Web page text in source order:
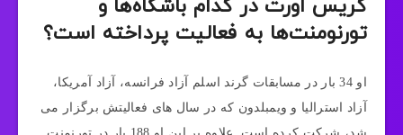
کریس اورت در کدام باشگاه‌ها و
تورنومنت‌ها به فعالیت پرداخته است؟
او 34 بار در مسابقات گرند اسلم آزاد فرانسه، آزاد آمریکا،
آزاد استرالیا و ویمبلدون که در سال های فعالیتش برگزار می